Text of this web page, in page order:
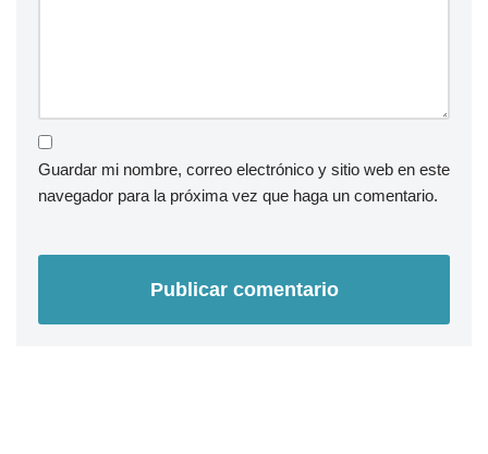
Guardar mi nombre, correo electrónico y sitio web en este
navegador para la próxima vez que haga un comentario.